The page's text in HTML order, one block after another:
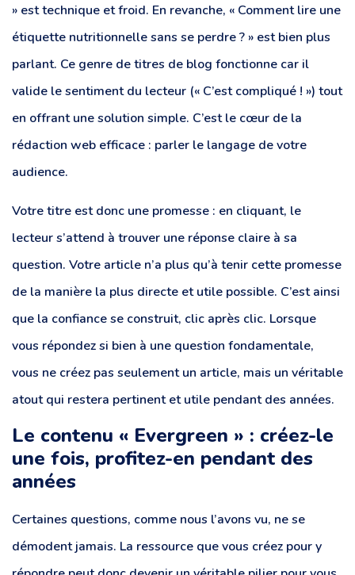
» est technique et froid. En revanche, « Comment lire une
étiquette nutritionnelle sans se perdre ? » est bien plus
parlant. Ce genre de titres de blog fonctionne car il
valide le sentiment du lecteur (« C’est compliqué ! ») tout
en offrant une solution simple. C’est le cœur de la
rédaction web efficace : parler le langage de votre
audience.
Votre titre est donc une promesse : en cliquant, le
lecteur s’attend à trouver une réponse claire à sa
question. Votre article n’a plus qu’à tenir cette promesse
de la manière la plus directe et utile possible. C’est ainsi
que la confiance se construit, clic après clic. Lorsque
vous répondez si bien à une question fondamentale,
vous ne créez pas seulement un article, mais un véritable
atout qui restera pertinent et utile pendant des années.
Le contenu « Evergreen » : créez-le
une fois, profitez-en pendant des
années
Certaines questions, comme nous l’avons vu, ne se
démodent jamais. La ressource que vous créez pour y